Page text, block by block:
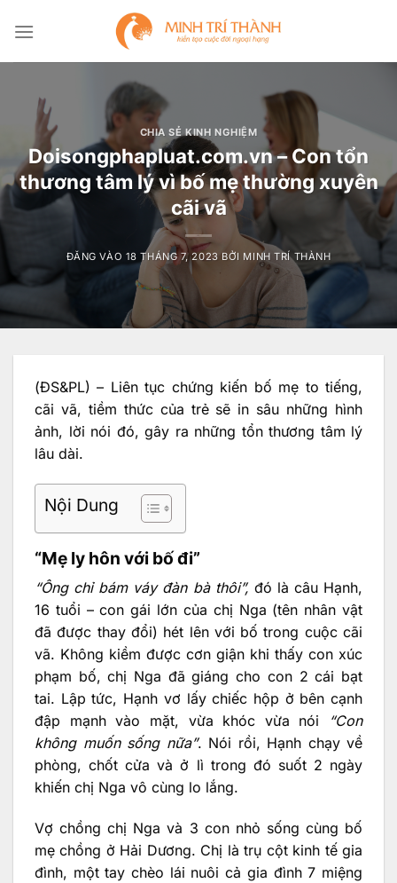
qua
CHIA SẺ KINH NGHIỆM
Doisongphapluat.com.vn – Con tổn
thương tâm lý vì bố mẹ thường xuyên
cãi vã​
ĐĂNG VÀO 18 THÁNG 7, 2023 BỞI MINH TRÍ THÀNH
(ĐS&PL) – Liên tục chứng kiến bố mẹ to tiếng,
cãi vã, tiềm thức của trẻ sẽ in sâu những hình
ảnh, lời nói đó, gây ra những tổn thương tâm lý
lâu dài.
Nội Dung
“Mẹ ly hôn với bố đi”
“Ông chỉ bám váy đàn bà thôi”,đó là câu Hạnh,
16 tuổi – con gái lớn của chị Nga (tên nhân vật
đã được thay đổi) hét lên với bố trong cuộc cãi
vã. Không kiềm được cơn giận khi thấy con xúc
phạm bố, chị Nga đã giáng cho con 2 cái bạt
tai. Lập tức, Hạnh vơ lấy chiếc hộp ở bên cạnh
đập mạnh vào mặt, vừa khóc vừa nói “Con
không muốn sống nữa”. Nói rồi, Hạnh chạy về
phòng, chốt cửa và ở lì trong đó suốt 2 ngày
khiến chị Nga vô cùng lo lắng.
Vợ chồng chị Nga và 3 con nhỏ sống cùng bố
mẹ chồng ở Hải Dương. Chị là trụ cột kinh tế gia
đình, một tay chèo lái nuôi cả gia đình 7 miệng